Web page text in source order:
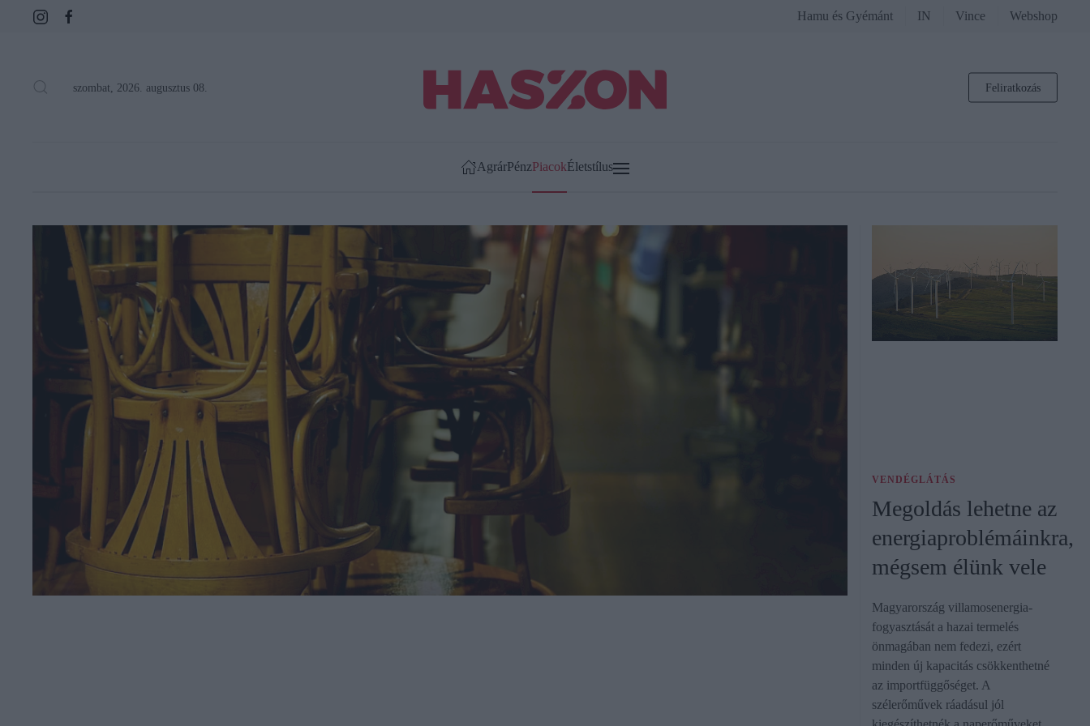
Hamu és Gyémánt IN Vince Webshop
szombat, 2026. augusztus 08. Feliratkozás
AgrárPénzPiacokÉletstílus
VENDÉGLÁTÁS
Megoldás lehetne az
energiaproblémáinkra,
mégsem élünk vele
Magyarország villamosenergia-
fogyasztását a hazai termelés
önmagában nem fedezi, ezért
minden új kapacitás csökkenthetné
az importfüggőséget. A
szélerőművek ráadásul jól